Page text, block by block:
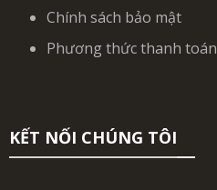
Chính sách bảo mật
Phương thức thanh toán
KẾT NỐI CHÚNG TÔI